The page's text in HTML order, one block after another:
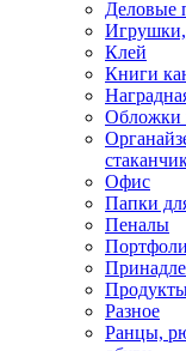
Деловые
Игрушки,
Клей
Книги
Обложки
Офис
Папки
Пеналы
Разное
Ранцы,